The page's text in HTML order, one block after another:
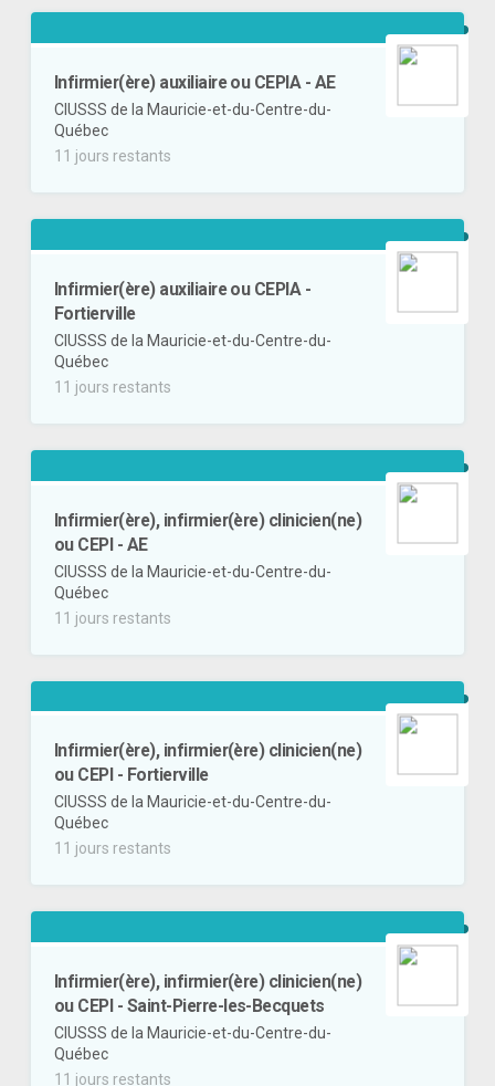
Infirmier(ère) auxiliaire ou CEPIA - AE
CIUSSS de la Mauricie-et-du-Centre-du-
Québec
11 jours restants
Infirmier(ère) auxiliaire ou CEPIA -
Fortierville
CIUSSS de la Mauricie-et-du-Centre-du-
Québec
11 jours restants
Infirmier(ère), infirmier(ère) clinicien(ne)
ou CEPI - AE
CIUSSS de la Mauricie-et-du-Centre-du-
Québec
11 jours restants
Infirmier(ère), infirmier(ère) clinicien(ne)
ou CEPI - Fortierville
CIUSSS de la Mauricie-et-du-Centre-du-
Québec
11 jours restants
Infirmier(ère), infirmier(ère) clinicien(ne)
ou CEPI - Saint-Pierre-les-Becquets
CIUSSS de la Mauricie-et-du-Centre-du-
Québec
11 jours restants